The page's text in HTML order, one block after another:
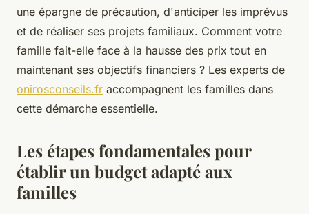
une épargne de précaution, d'anticiper les imprévus
et de réaliser ses projets familiaux. Comment votre
famille fait-elle face à la hausse des prix tout en
maintenant ses objectifs financiers ? Les experts de
onirosconseils.fr accompagnent les familles dans
cette démarche essentielle.
Les étapes fondamentales pour
établir un budget adapté aux
familles